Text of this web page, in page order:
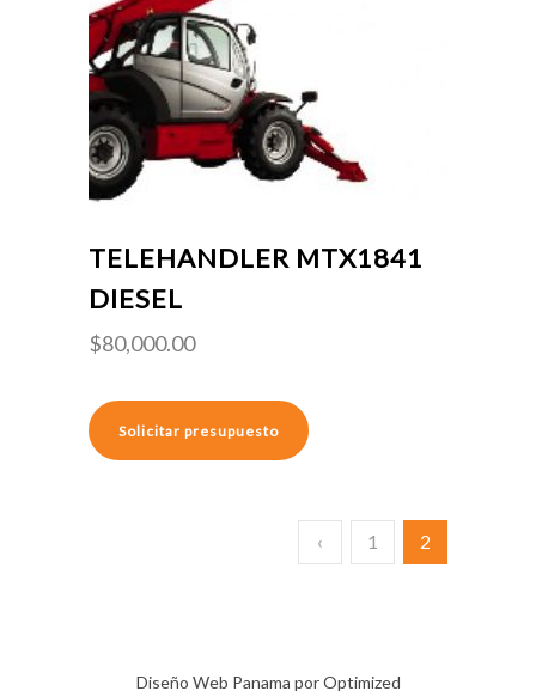
TELEHANDLER MTX1841
DIESEL
$80,000.00
Solicitar presupuesto
‹ 1 2
Diseño Web Panama por Optimized